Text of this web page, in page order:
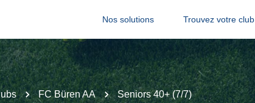
Nos solutions Trouvez votre club
FC Büren AA Seniors 40+ (7/7)